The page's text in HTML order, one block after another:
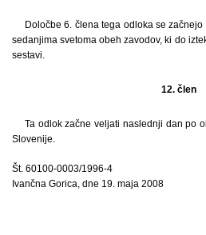
Določbe 6. člena tega odloka se
sedanjima svetoma obeh zavodov, ki do
sestavi.
12. člen
Ta odlok začne veljati naslednji dan po
Slovenije.
Št. 60100-0003/1996-4
Ivančna Gorica, dne 19. maja 2008